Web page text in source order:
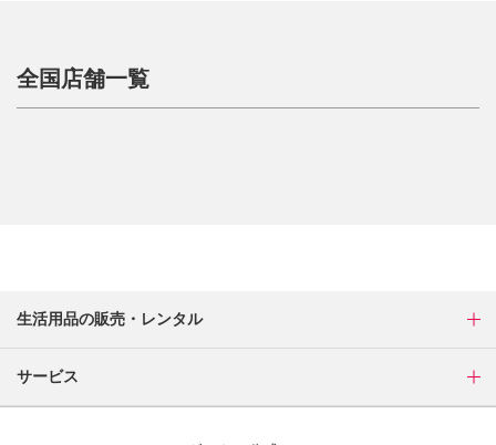
全国店舗一覧
生活用品の販売・レンタル
サービス